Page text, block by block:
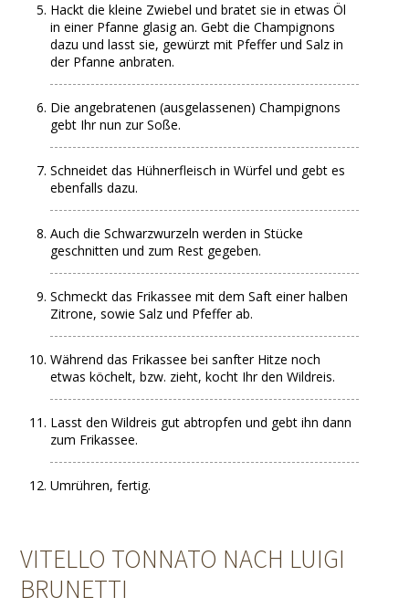
Hackt die kleine Zwiebel und bratet sie in etwas Öl
in einer Pfanne glasig an. Gebt die Champignons
dazu und lasst sie, gewürzt mit Pfeffer und Salz in
der Pfanne anbraten.
Die angebratenen (ausgelassenen) Champignons
gebt Ihr nun zur Soße.
Schneidet das Hühnerfleisch in Würfel und gebt es
ebenfalls dazu.
Auch die Schwarzwurzeln werden in Stücke
geschnitten und zum Rest gegeben.
Schmeckt das Frikassee mit dem Saft einer halben
Zitrone, sowie Salz und Pfeffer ab.
Während das Frikassee bei sanfter Hitze noch
etwas köchelt, bzw. zieht, kocht Ihr den Wildreis.
Lasst den Wildreis gut abtropfen und gebt ihn dann
zum Frikassee.
Umrühren, fertig.
VITELLO TONNATO NACH LUIGI
BRUNETTI